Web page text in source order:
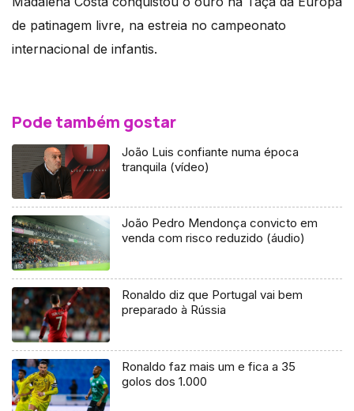
de patinagem livre, na estreia no campeonato
internacional de infantis.
Pode também gostar
João Luis confiante numa época
tranquila (vídeo)
João Pedro Mendonça convicto em
venda com risco reduzido (áudio)
Ronaldo diz que Portugal vai bem
preparado à Rússia
Ronaldo faz mais um e fica a 35
golos dos 1.000